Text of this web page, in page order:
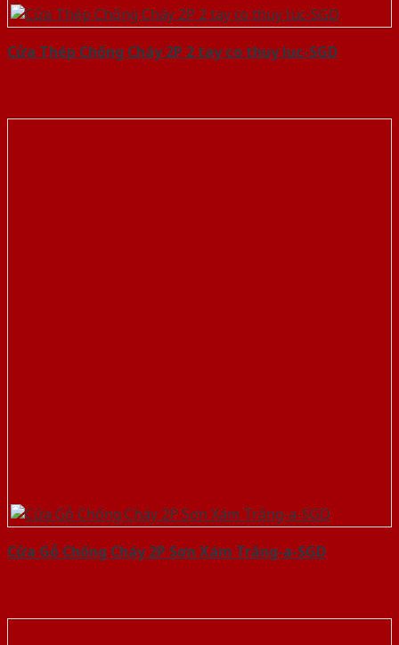
Cửa Thép Chống Cháy 2P 2 tay co thuy luc-SGD
Cửa Gỗ Chống Cháy 2P Sơn Xám Trắng-a-SGD